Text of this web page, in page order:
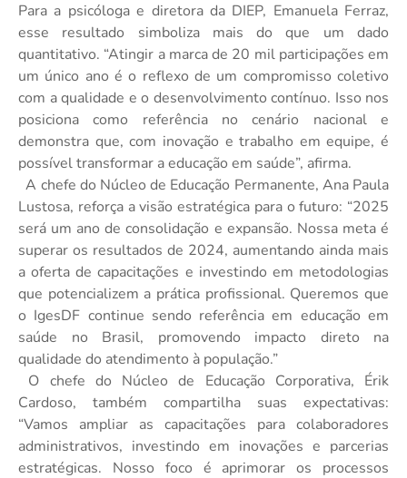
Para a psicóloga e diretora da DIEP, Emanuela Ferraz,
esse resultado simboliza mais do que um dado
quantitativo. “Atingir a marca de 20 mil participações em
um único ano é o reflexo de um compromisso coletivo
com a qualidade e o desenvolvimento contínuo. Isso nos
posiciona como referência no cenário nacional e
demonstra que, com inovação e trabalho em equipe, é
possível transformar a educação em saúde”, afirma.
A chefe do Núcleo de Educação Permanente, Ana Paula
Lustosa, reforça a visão estratégica para o futuro: “2025
será um ano de consolidação e expansão. Nossa meta é
superar os resultados de 2024, aumentando ainda mais
a oferta de capacitações e investindo em metodologias
que potencializem a prática profissional. Queremos que
o IgesDF continue sendo referência em educação em
saúde no Brasil, promovendo impacto direto na
qualidade do atendimento à população.”
O chefe do Núcleo de Educação Corporativa, Érik
Cardoso, também compartilha suas expectativas:
“Vamos ampliar as capacitações para colaboradores
administrativos, investindo em inovações e parcerias
estratégicas. Nosso foco é aprimorar os processos